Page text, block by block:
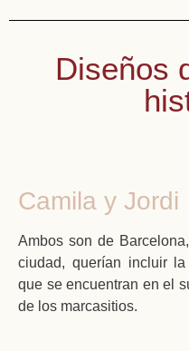
Diseños
Camila y Jordi
Ambos son de
ciudad, querían incluir
que se encuentran en el
de los marcasitios.